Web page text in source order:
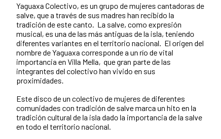
Yaguaxa Colectivo, es un grupo de mujeres cantadoras de
salve, que a través de sus madres han recibido la
tradición de este canto. La salve, como expresión
musical, es una de las más antiguas de la isla, teniendo
diferentes variantes en el territorio nacional. El origen del
nombre de Yaguaxa corresponde a un río de vital
importancia en Villa Mella, que gran parte de las
integrantes del colectivo han vivido en sus
proximidades.
Este disco de un colectivo de mujeres de diferentes
comunidades con tradición de salve marca un hito en la
tradición cultural de la isla dado la importancia de la salve
en todo el territorio nacional.